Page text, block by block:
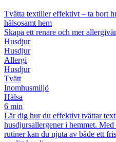
Tvätta textilier effektivt – ta bort
hälsosamt hem
Skapa ett renare och mer
Husdjur
Husdjur
Allergi
Husdjur
Tvätt
Inomhusmiljö
Hälsa
6 min
Lär dig hur du effektivt tvättar
husdjursallergener i hemmet.
rutiner kan du njuta av både ett